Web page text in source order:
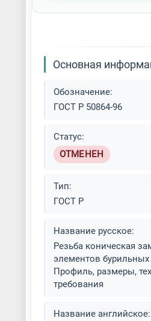
Основная
Обозначение:
ГОСТ Р 50864-96
Статус:
ОТМЕНЕН
Тип:
ГОСТ Р
Название русское:
Резьба коническая
элементов
Профиль, размеры,
требования
Название английское: